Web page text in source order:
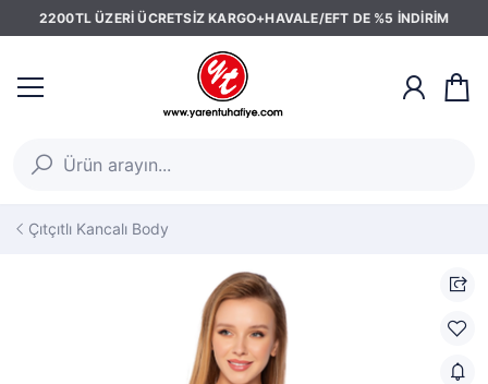
2200TL ÜZERİ ÜCRETSİZ KARGO+HAVALE/EFT DE %5 İNDİRİM
Çıtçıtlı Kancalı Body